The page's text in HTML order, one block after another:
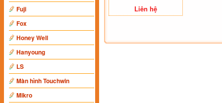
Fuji
Fox
Honey Well
Hanyoung
LS
Màn hình Touchwin
Mikro
Liên hệ